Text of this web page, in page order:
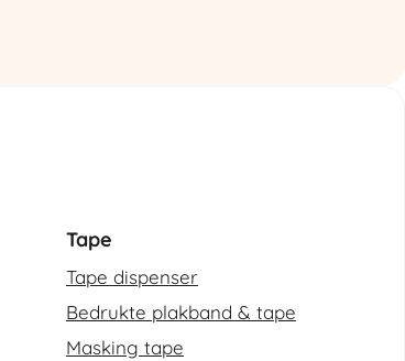
Tape
Tape dispenser
Bedrukte plakband & tape
Masking tape